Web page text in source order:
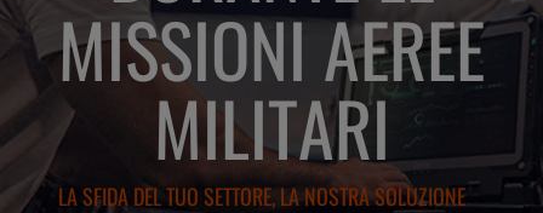
MISSIONI AEREE
MILITARI
LA SFIDA DEL TUO SETTORE, LA NOSTRA SOLUZIONE